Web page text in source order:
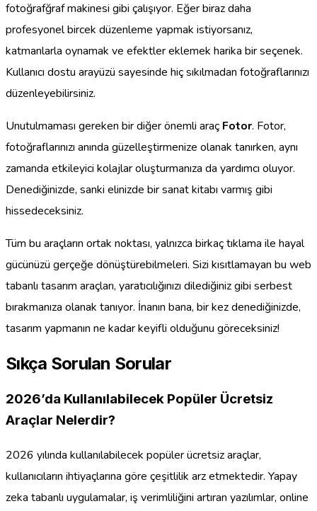
fotoğrafğraf makinesi gibi çalışıyor. Eğer biraz daha
profesyonel bircek düzenleme yapmak istiyorsanız,
katmanlarla oynamak ve efektler eklemek harika bir seçenek.
Kullanıcı dostu arayüzü sayesinde hiç sıkılmadan fotoğraflarınızı
düzenleyebilirsiniz.
Unutulmaması gereken bir diğer önemli araç Fotor. Fotor,
fotoğraflarınızı anında güzelleştirmenize olanak tanırken, aynı
zamanda etkileyici kolajlar oluşturmanıza da yardımcı oluyor.
Denediğinizde, sanki elinizde bir sanat kitabı varmış gibi
hissedeceksiniz.
Tüm bu araçların ortak noktası, yalnızca birkaç tıklama ile hayal
gücünüzü gerçeğe dönüştürebilmeleri. Sizi kısıtlamayan bu web
tabanlı tasarım araçları, yaratıcılığınızı dilediğiniz gibi serbest
bırakmanıza olanak tanıyor. İnanın bana, bir kez denediğinizde,
tasarım yapmanın ne kadar keyifli olduğunu göreceksiniz!
Sıkça Sorulan Sorular
2026’da Kullanılabilecek Popüler Ücretsiz
Araçlar Nelerdir?
2026 yılında kullanılabilecek popüler ücretsiz araçlar,
kullanıcıların ihtiyaçlarına göre çeşitlilik arz etmektedir. Yapay
zeka tabanlı uygulamalar, iş verimliliğini artıran yazılımlar, online